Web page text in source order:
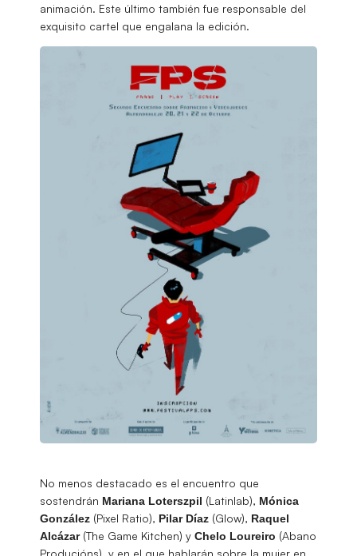
animación. Este último también fue responsable del
exquisito cartel que engalana la edición.
No menos destacado es el encuentro que
sostendrán Mariana Loterszpil (Latinlab), Mónica
González (Pixel Ratio), Pilar Díaz (Glow), Raquel
Alcázar(The Game Kitchen) y Chelo Loureiro (Abano
Producións), y en el que hablarán sobre la mujer en